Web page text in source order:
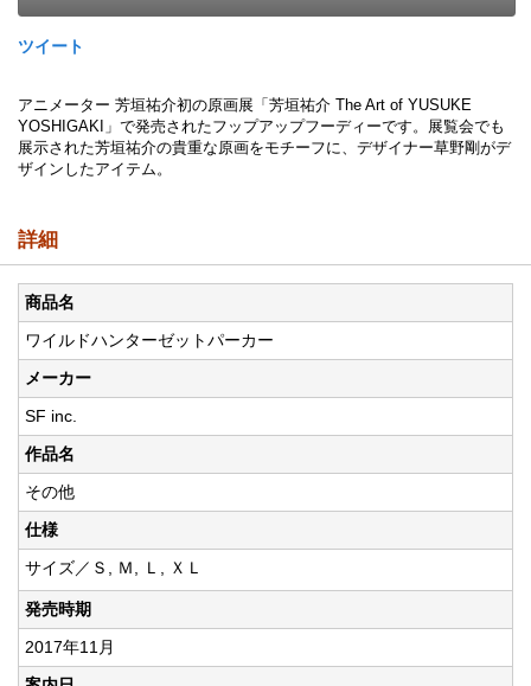
ツイート
アニメーター 芳垣祐介初の原画展「芳垣祐介 The Art of YUSUKE
YOSHIGAKI」で発売されたフップアップフーディーです。展覧会でも
展示された芳垣祐介の貴重な原画をモチーフに、デザイナー草野剛がデ
ザインしたアイテム。
詳細
商品名
ワイルドハンターゼットパーカー
メーカー
SF inc.
作品名
その他
仕様
サイズ／Ｓ, Ｍ, Ｌ, ＸＬ
発売時期
2017年11月